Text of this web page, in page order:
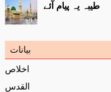
طیبہ یہ پیام آئے
بیانات
اخلاص
القدس